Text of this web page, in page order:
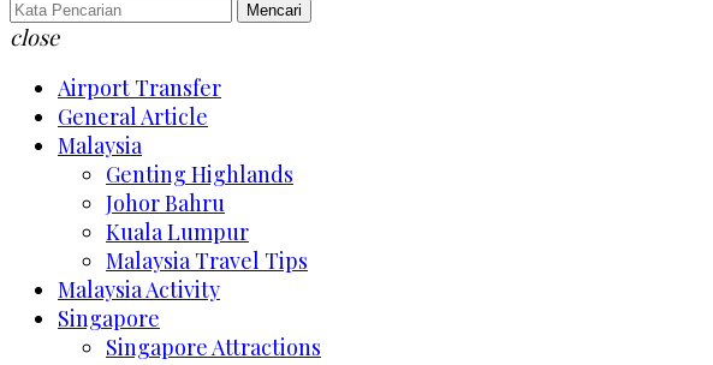
Mencari
close
Airport Transfer
General Article
Malaysia
Genting Highlands
Johor Bahru
Kuala Lumpur
Malaysia Travel Tips
Malaysia Activity
Singapore
Singapore Attractions